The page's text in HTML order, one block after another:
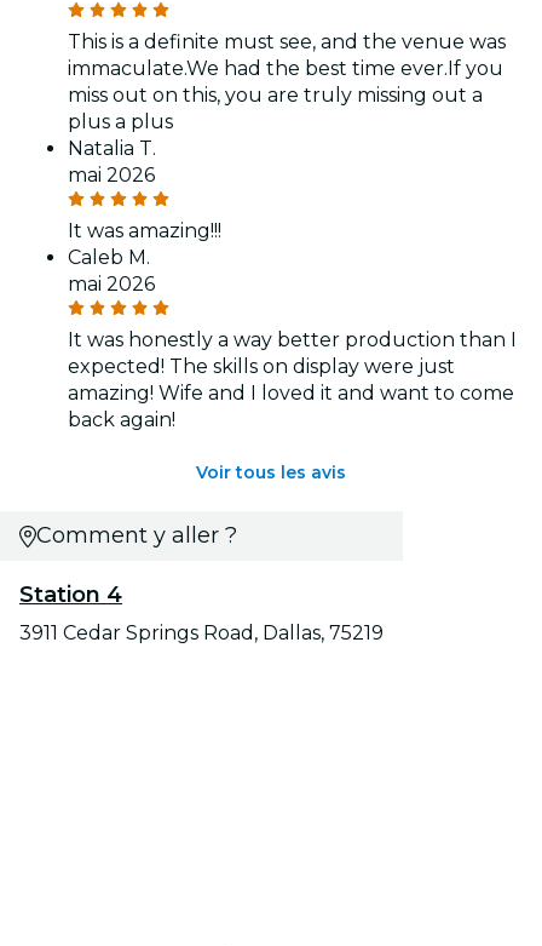
This is a definite must see, and the venue was
immaculate.We had the best time ever.If you
miss out on this, you are truly missing out a
plus a plus
Natalia T.
mai 2026
It was amazing!!!
Caleb M.
mai 2026
It was honestly a way better production than I
expected! The skills on display were just
amazing! Wife and I loved it and want to come
back again!
Voir tous les avis
Comment y aller ?
Station 4
3911 Cedar Springs Road, Dallas, 75219